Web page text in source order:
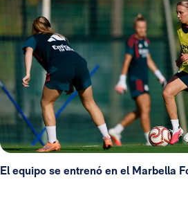
El equipo se entrenó en el Marbella